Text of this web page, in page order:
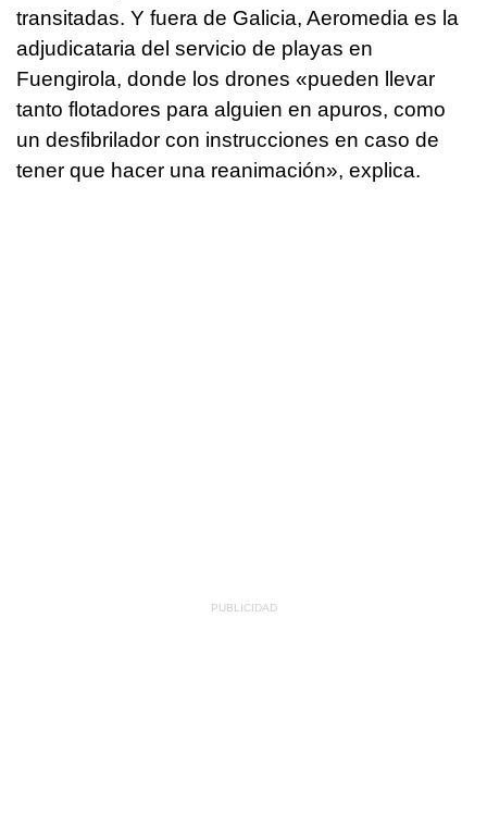
transitadas. Y fuera de Galicia, Aeromedia es la
adjudicataria del servicio de playas en
Fuengirola, donde los drones «pueden llevar
tanto flotadores para alguien en apuros, como
un desfibrilador con instrucciones en caso de
tener que hacer una reanimación», explica.